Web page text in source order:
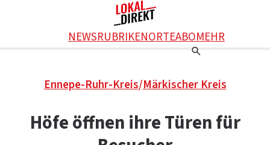
NEWSRUBRIKENORTEABOMEHR
Einstellungen
Werbung schalten
Kontakt
RATGEBER
WERBUNG SCHALTEN
KONTAKT
DAS TEAM
Ennepe-Ruhr-Kreis/Märkischer Kreis
Höfe öffnen ihre Türen für
Drucken